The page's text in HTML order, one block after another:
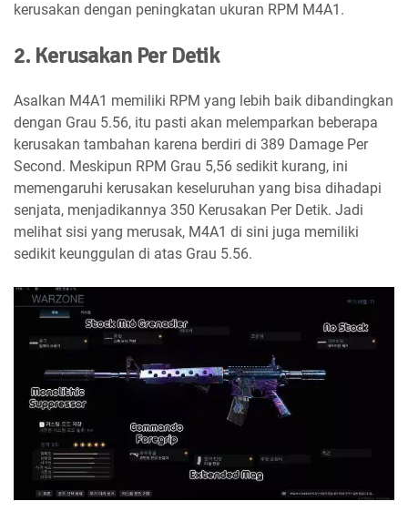
kerusakan dengan peningkatan ukuran RPM M4A1.
2. Kerusakan Per Detik
Asalkan M4A1 memiliki RPM yang lebih baik dibandingkan
dengan Grau 5.56, itu pasti akan melemparkan beberapa
kerusakan tambahan karena berdiri di 389 Damage Per
Second. Meskipun RPM Grau 5,56 sedikit kurang, ini
memengaruhi kerusakan keseluruhan yang bisa dihadapi
senjata, menjadikannya 350 Kerusakan Per Detik. Jadi
melihat sisi yang merusak, M4A1 di sini juga memiliki
sedikit keunggulan di atas Grau 5.56.